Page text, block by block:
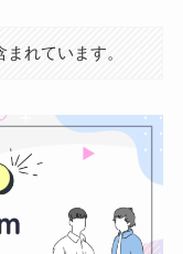
れています。